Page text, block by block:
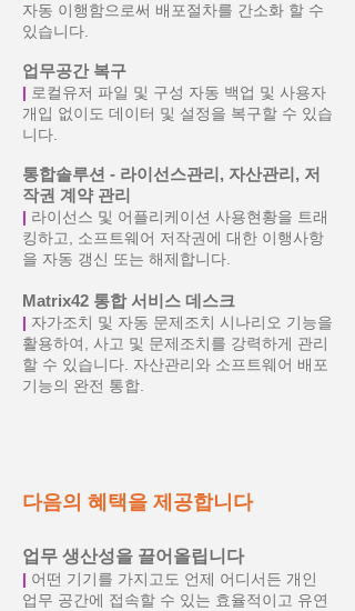
자동 이행함으로써 배포절차를 간소화 할 수
있습니다.
업무공간 복구
| 로컬유저 파일 및 구성 자동 백업 및 사용자
개입 없이도 데이터 및 설정을 복구할 수 있습
니다.
통합솔루션 - 라이선스관리, 자산관리, 저
작권 계약 관리
| 라이선스 및 어플리케이션 사용현황을 트래
킹하고, 소프트웨어 저작권에 대한 이행사항
을 자동 갱신 또는 해제합니다.
Matrix42 통합 서비스 데스크
| 자가조치 및 자동 문제조치 시나리오 기능을
활용하여, 사고 및 문제조치를 강력하게 관리
할 수 있습니다. 자산관리와 소프트웨어 배포
기능의 완전 통합.
다음의 혜택을 제공합니다
업무 생산성을 끌어올립니다
| 어떤 기기를 가지고도 언제 어디서든 개인
업무 공간에 접속할 수 있는 효율적이고 유연